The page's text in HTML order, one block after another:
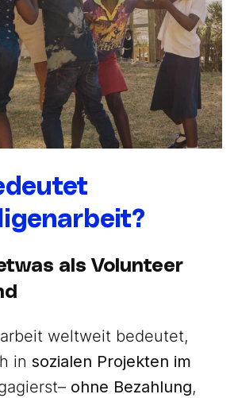
als Volunteer
weltweit bedeutet,
in sozialen Projekten im
ohne Bezahlung,